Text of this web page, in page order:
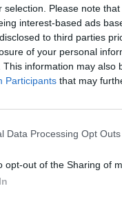
selection. Please note
interest-based ads
to third parties
of your personal
This information may also
Participants that may
Data Processing Opt Outs
opt-out of the Sharing of
MEDIA
Silvia Antonini
e raccolta